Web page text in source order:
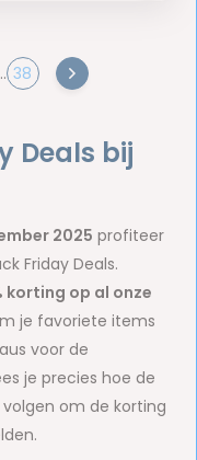
38
Deals bij
2025 profiteer
Friday Deals.
korting op al onze
je favoriete items
voor de
je precies hoe de
om de korting